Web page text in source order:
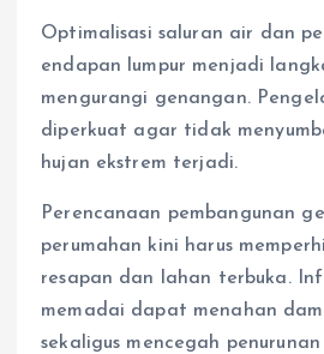
Optimalisasi saluran air dan
endapan lumpur menjadi
mengurangi genangan.
diperkuat agar tidak
hujan ekstrem terjadi.
Perencanaan pembangunan
perumahan kini harus
resapan dan lahan terbuka.
memadai dapat menahan
sekaligus mencegah